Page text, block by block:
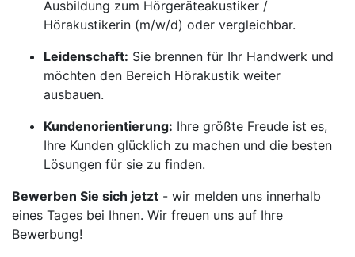
Ausbildung zum Hörgeräteakustiker /
Hörakustikerin (m/w/d) oder vergleichbar.
Leidenschaft: Sie brennen für Ihr Handwerk und
möchten den Bereich Hörakustik weiter
ausbauen.
Kundenorientierung: Ihre größte Freude ist es,
Ihre Kunden glücklich zu machen und die besten
Lösungen für sie zu finden.
Bewerben Sie sich jetzt - wir melden uns innerhalb
eines Tages bei Ihnen. Wir freuen uns auf Ihre
Bewerbung!